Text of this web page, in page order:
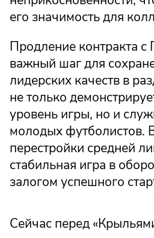
его значимость для
Продление контракта
важный шаг для
лидерских качеств в
не только
уровень игры, но и
молодых футболистов.
перестройки средней
стабильная игра в
залогом успешного
Сейчас перед